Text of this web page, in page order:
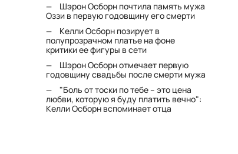
Шэрон Осборн почтила память мужа
Оззи в первую годовщину его смерти
Келли Осборн позирует в
полупрозрачном платье на фоне
критики ее фигуры в сети
Шэрон Осборн отмечает первую
годовщину свадьбы после смерти мужа
"Боль от тоски по тебе – это цена
любви, которую я буду платить вечно":
Келли Осборн вспоминает отца